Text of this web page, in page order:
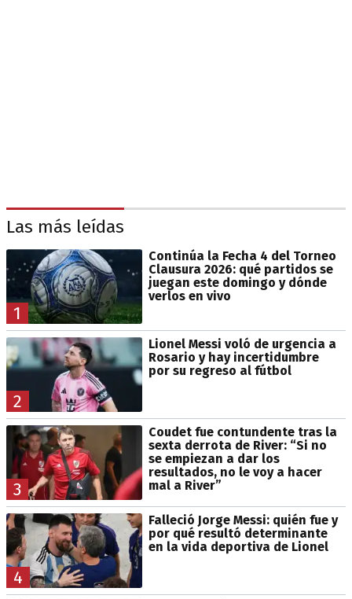
Las más leídas
1
Continúa la Fecha 4 del Torneo
Clausura 2026: qué partidos se
juegan este domingo y dónde
verlos en vivo
2
Lionel Messi voló de urgencia a
Rosario y hay incertidumbre
por su regreso al fútbol
3
Coudet fue contundente tras la
sexta derrota de River: “Si no
se empiezan a dar los
resultados, no le voy a hacer
mal a River”
4
Falleció Jorge Messi: quién fue y
por qué resultó determinante
en la vida deportiva de Lionel